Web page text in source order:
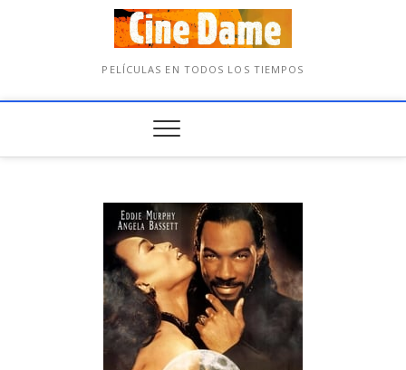
PELÍCULAS EN TODOS LOS TIEMPOS